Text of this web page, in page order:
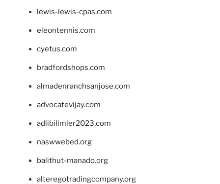
lewis-lewis-cpas.com
eleontennis.com
cyetus.com
bradfordshops.com
almadenranchsanjose.com
advocatevijay.com
adlibilimler2023.com
naswwebed.org
balithut-manado.org
alteregotradingcompany.org